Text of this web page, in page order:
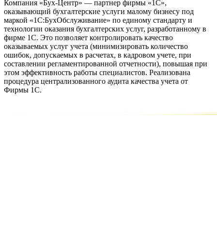
Компания «Бух-Центр» — партнер фирмы «1С»,
оказывающий бухгалтерские услуги малому бизнесу под
маркой «1С:БухОбслуживание» по единому стандарту и
технологии оказания бухгалтерских услуг, разработанному в
фирме 1С. Это позволяет контролировать качество
оказываемых услуг учета (минимизировать количество
ошибок, допускаемых в расчетах, в кадровом учете, при
составлении регламентированной отчетности), повышая при
этом эффективность работы специалистов. Реализована
процедура централизованного аудита качества учета от
Фирмы 1С.